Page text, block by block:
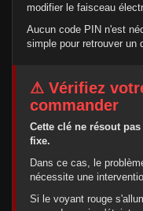
modifier le faisceau
Aucun code PIN n'est
simple pour retrouver un
⚠ Vérifiez
commander
Cette clé ne résout
fixe.
Dans ce cas, le
nécessite une
Si le voyant rouge